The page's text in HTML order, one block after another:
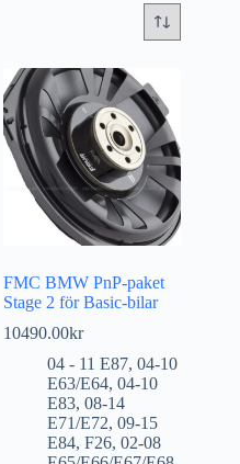
FMC BMW PnP-paket
Stage 2 för Basic-bilar
10490.00kr
04 - 11 E87,04-10
E63/E64,04-10
E83,08-14
E71/E72,09-15
E84,F26,02-08